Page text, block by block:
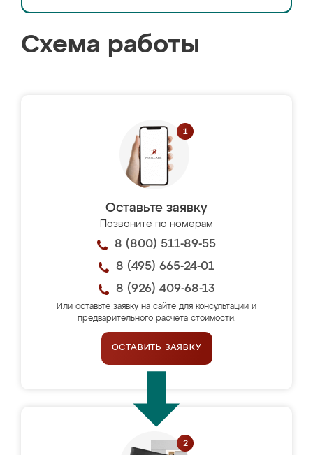
Схема работы
Оставьте заявку
Позвоните по номерам
8 (800) 511-89-55
8 (495) 665-24-01
8 (926) 409-68-13
Или оставьте заявку на сайте для консультации и
предварительного расчёта стоимости.
ОСТАВИТЬ ЗАЯВКУ